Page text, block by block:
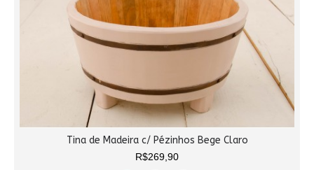
Tina de Madeira c/ Pézinhos Bege Claro
R$269,90